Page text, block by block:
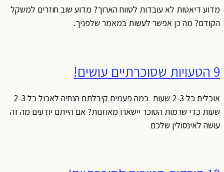
מדוע דיאטות לא עובדות לטווח הארוך? מדוע שוב חוזרים למשקל
הקודם? מה כן אפשר לעשות במאמר שלפניך.
9 הטעויות שסוכרתיים עושים!
אוכלים כל 2-3 שעות כמה פעמים קיבלתם הנחיה לאכול כל 2-3
שעות כדי שרמות הסוכר יישארו מאוזנות? אם הייתם יודעים מה זה
עושה לאינסולין שלכם